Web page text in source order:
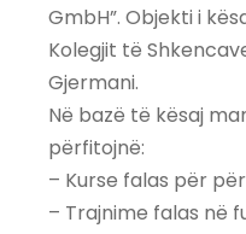
GmbH”. Objekti i
Kolegjit të
Gjermani.
Në bazë të kësaj
përfitojnë:
– Kurse falas për
– Trajnime falas në